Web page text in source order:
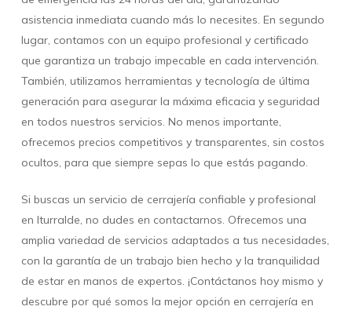
asistencia inmediata cuando más lo necesites. En segundo
lugar, contamos con un equipo profesional y certificado
que garantiza un trabajo impecable en cada intervención.
También, utilizamos herramientas y tecnología de última
generación para asegurar la máxima eficacia y seguridad
en todos nuestros servicios. No menos importante,
ofrecemos precios competitivos y transparentes, sin costos
ocultos, para que siempre sepas lo que estás pagando.
Si buscas un servicio de cerrajería confiable y profesional
en Iturralde, no dudes en contactarnos. Ofrecemos una
amplia variedad de servicios adaptados a tus necesidades,
con la garantía de un trabajo bien hecho y la tranquilidad
de estar en manos de expertos. ¡Contáctanos hoy mismo y
descubre por qué somos la mejor opción en cerrajería en